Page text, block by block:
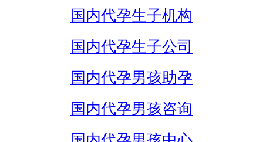
国内代孕生子机构
国内代孕生子公司
国内代孕男孩助孕
国内代孕男孩咨询